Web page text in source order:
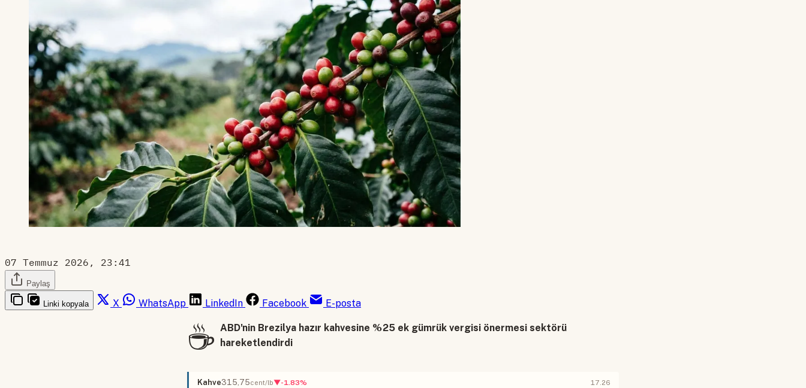
07 Temmuz 2026, 23:41
Paylaş
Linki kopyala X WhatsApp LinkedIn Facebook E-posta
☕ ABD'nin Brezilya hazır kahvesine %25 ek gümrük vergisi önermesi sektörü
hareketlendirdi
Kahve315,75cent/lb▼-1.83% 17.26